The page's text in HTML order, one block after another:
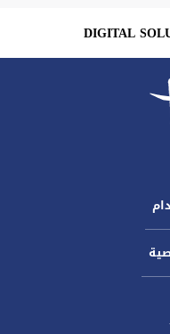
DIGITAL